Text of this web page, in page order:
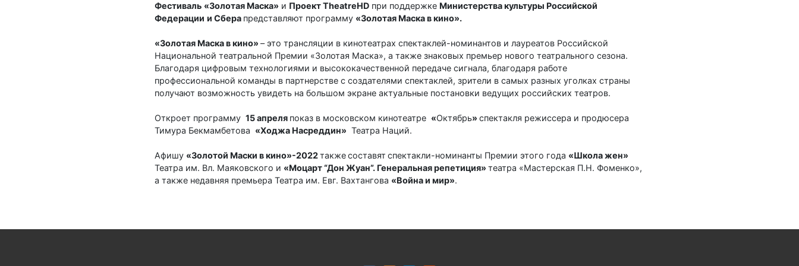
Фестиваль «Золотая Маска» и Проект TheatreHDпри поддержке Министерства культуры Российской
Федерации и Сбера представляют программу «Золотая Маска в кино».
«Золотая Маска в кино» – это трансляции в кинотеатрах спектаклей-номинантов и лауреатов Российской
Национальной театральной Премии «Золотая Маска», а также знаковых премьер нового театрального сезона.
Благодаря цифровым технологиями и высококачественной передаче сигнала, благодаря работе
профессиональной команды в партнерстве с создателями спектаклей, зрители в самых разных уголках страны
получают возможность увидеть на большом экране актуальные постановки ведущих российских театров.
Откроет программу 15 апреля показ в московском кинотеатре «Октябрь» спектакля режиссера и продюсера
Тимура Бекмамбетова «Ходжа Насреддин» Театра Наций.
Афишу «Золотой Маски в кино»-2022также составят спектакли-номинанты Премии этого года «Школа жен»
Театра им. Вл. Маяковского и «Моцарт “Дон Жуан”. Генеральная репетиция» театра «Мастерская П.Н. Фоменко»,
а также недавняя премьера Театра им. Евг. Вахтангова «Война и мир».